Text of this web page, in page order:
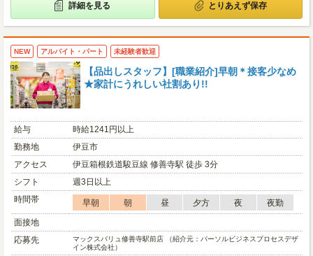
詳細を見る とりあえず保存
NEW アルバイト・パート 未経験者歓迎
【品出しスタッフ】[職業紹介]早朝＊接客少なめ
★家計にうれしい社割あり!!
給与
時給1241円以上
勤務地
伊豆市
アクセス
伊豆箱根鉄道駿豆線 修善寺駅 徒歩 3分
シフト
週3日以上
時間帯
早朝 朝 昼 夕方 夜
夜勤
面接地
応募先
マックスバリュ修善寺駅前店 （紹介元：パーソルビジネスプロセスデザ
イン株式会社）